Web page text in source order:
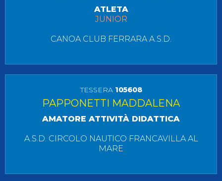
ATLETA
JUNIOR
CANOA CLUB FERRARA A.S.D.
TESSERA 105608
PAPPONETTI MADDALENA
AMATORE ATTIVITÀ DIDATTICA
A.S.D. CIRCOLO NAUTICO FRANCAVILLA AL
MARE